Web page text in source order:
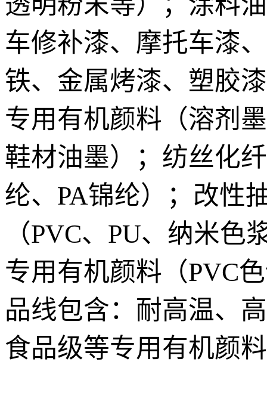
车修补漆、摩托车漆
铁、金属烤漆、塑胶
专用有机颜料（溶剂
鞋材油墨）；纺丝化
纶、PA锦纶）；改性
（PVC、PU、纳米
专用有机颜料（PVC
品线包含：耐高温、
食品级等专用有机颜